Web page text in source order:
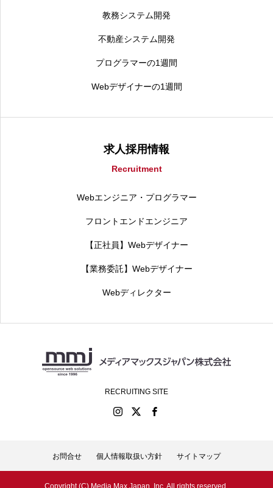
教務システム開発
不動産システム開発
プログラマーの1週間
Webデザイナーの1週間
求人採用情報
Recruitment
Webエンジニア・プログラマー
フロントエンドエンジニア
【正社員】Webデザイナー
【業務委託】Webデザイナー
Webディレクター
RECRUITING SITE
お問合せ 個人情報取扱い方針 サイトマップ
Copyright (C) Media Max Japan, Inc. All rights reserved.